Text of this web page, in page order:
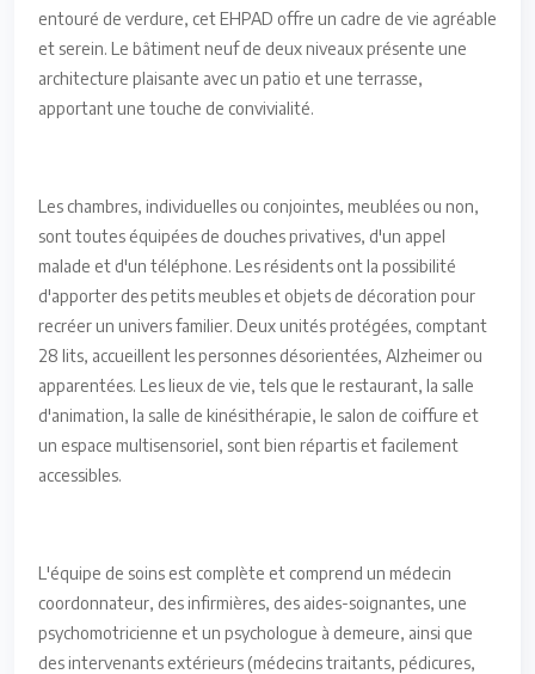
entouré de verdure, cet EHPAD offre un cadre de vie agréable
et serein. Le bâtiment neuf de deux niveaux présente une
architecture plaisante avec un patio et une terrasse,
apportant une touche de convivialité.
Les chambres, individuelles ou conjointes, meublées ou non,
sont toutes équipées de douches privatives, d'un appel
malade et d'un téléphone. Les résidents ont la possibilité
d'apporter des petits meubles et objets de décoration pour
recréer un univers familier. Deux unités protégées, comptant
28 lits, accueillent les personnes désorientées, Alzheimer ou
apparentées. Les lieux de vie, tels que le restaurant, la salle
d'animation, la salle de kinésithérapie, le salon de coiffure et
un espace multisensoriel, sont bien répartis et facilement
accessibles.
L'équipe de soins est complète et comprend un médecin
coordonnateur, des infirmières, des aides-soignantes, une
psychomotricienne et un psychologue à demeure, ainsi que
des intervenants extérieurs (médecins traitants, pédicures,